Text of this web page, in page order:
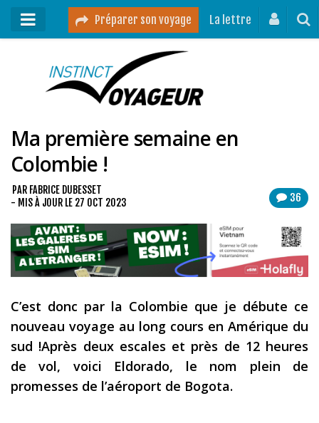
Préparer son voyage La lettre
Mon podcast
Destinations
Mes ressources pour voyager
Guides voyages
Contact
Mon journal de bord sur Instagram
Blog voyage
Les derniers articles
Podcast
Préparer son voyage
Ma première semaine en
Colombie !
36
PAR FABRICE DUBESSET
- MIS À JOUR LE 27 OCT 2023
C’est donc par la Colombie que je débute ce
nouveau voyage au long cours en Amérique du
sud !Après deux escales et près de 12 heures
de vol, voici Eldorado, le nom plein de
promesses de l’aéroport de Bogota.